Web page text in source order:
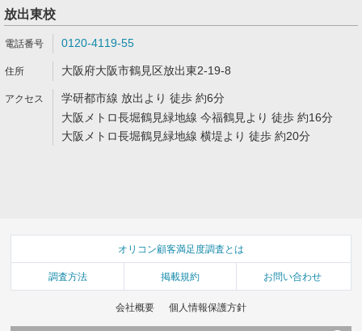
放出東校
0120-4119-55
大阪府大阪市鶴見区放出東2-19-8
学研都市線 放出より 徒歩 約6分
大阪メトロ長堀鶴見緑地線 今福鶴見より 徒歩 約16分
大阪メトロ長堀鶴見緑地線 横堤より 徒歩 約20分
オリコン顧客満足度調査とは
調査方法 掲載規約 お問い合わせ
会社概要 個人情報保護方針